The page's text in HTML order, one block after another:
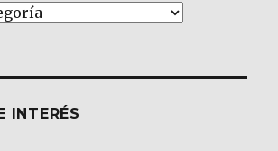
INTERÉS